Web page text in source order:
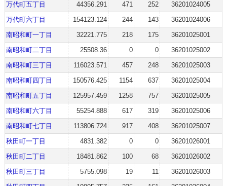
万代町五丁目
44356.291 471 252
36201024005
万代町六丁目
154123.124 244 143
36201024006
南昭和町一丁目
32221.775 218 175
36201025001
南昭和町二丁目
25508.36 0 0
36201025002
南昭和町三丁目
116023.571 457 248
36201025003
南昭和町四丁目
150576.425 1154 637
36201025004
南昭和町五丁目
125957.459 1258 757
36201025005
南昭和町六丁目
55254.888 617 319
36201025006
南昭和町七丁目
113806.724 917 408
36201025007
秋田町一丁目
4831.382 0 0
36201026001
秋田町二丁目
18481.862 100 68
36201026002
秋田町三丁目
5755.098 19 11
36201026003